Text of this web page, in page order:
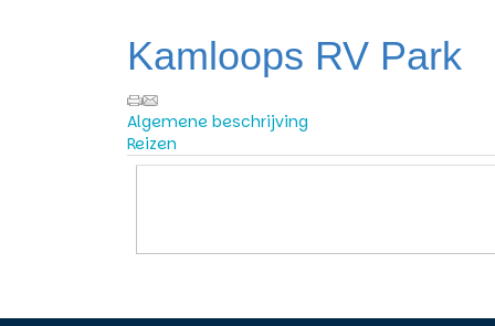
Kamloops RV Park
Algemene beschrijving
Reizen